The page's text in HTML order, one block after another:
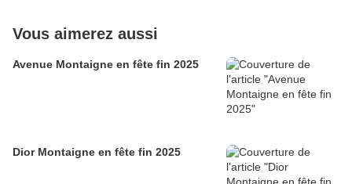
Vous aimerez aussi
Avenue Montaigne en fête fin 2025
Dior Montaigne en fête fin 2025